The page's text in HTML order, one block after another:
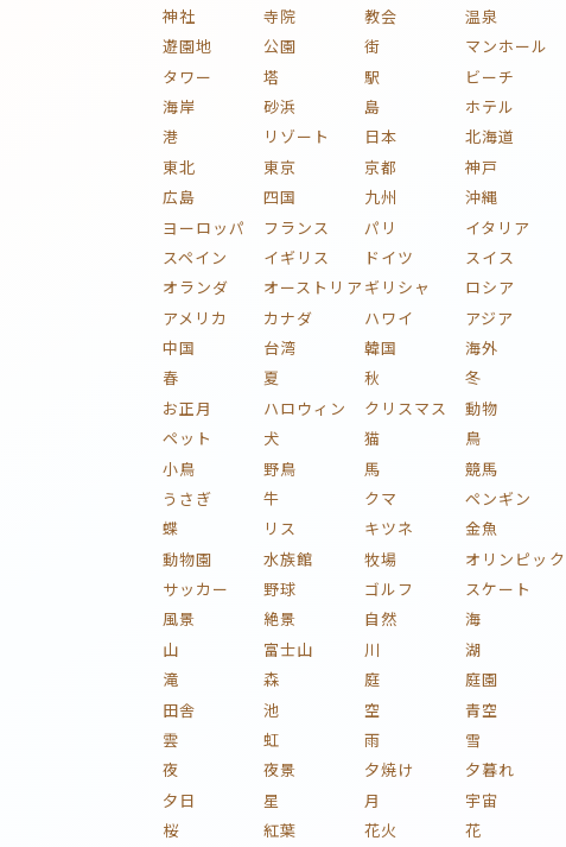
神社
寺院 教会
温泉
遊園地
公園 街
マンホール
タワー
塔 駅
ビーチ
海岸
砂浜 島
ホテル
港
リゾート 日本
北海道
東北
東京 京都
神戸
広島
四国 九州
沖縄
ヨーロッパ
フランス パリ
イタリア
スペイン
イギリス ドイツ
スイス
オランダ
オーストリア ギリシャ
ロシア
アメリカ
カナダ ハワイ
アジア
中国
台湾 韓国
海外
春
夏 秋
冬
お正月
ハロウィン クリスマス
動物
ペット
犬 猫
鳥
小鳥
野鳥 馬
競馬
うさぎ
牛 クマ
ペンギン
蝶
リス キツネ
金魚
動物園
水族館 牧場
オリンピック
サッカー
野球 ゴルフ
スケート
風景
絶景 自然
海
山
富士山 川
湖
滝
森 庭
庭園
田舎
池 空
青空
雲
虹 雨
雪
夜
夜景 夕焼け
夕暮れ
夕日
星 月
宇宙
桜
紅葉 花火
花